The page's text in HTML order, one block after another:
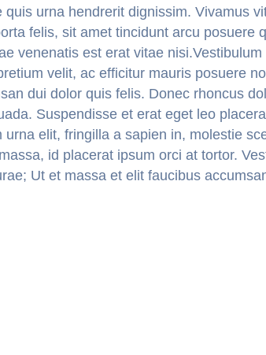
quis urna hendrerit dignissim. Vivamus
felis, sit amet tincidunt arcu posuere
venenatis est erat vitae
velit, ac efficitur mauris posuere
dui dolor quis felis. Donec rhoncus
Suspendisse et erat eget leo
urna elit, fringilla a sapien in, molestie
id placerat ipsum orci at tortor.
Ut et massa et elit faucibus